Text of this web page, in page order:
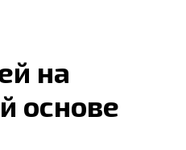
на
основе